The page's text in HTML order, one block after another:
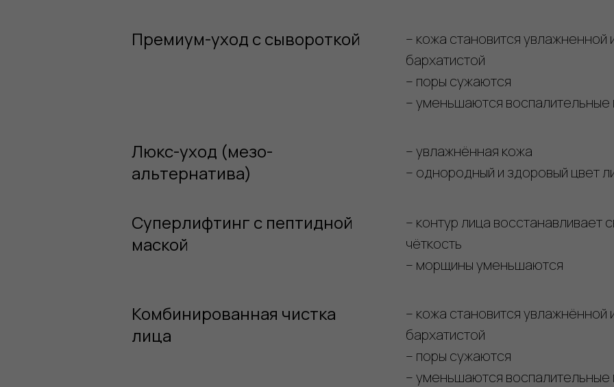
Премиум-уход с сывороткой
– кожа становится увлажненной
бархатистой
– поры сужаются
– уменьшаются
Люкс-уход (мезо-
альтернатива)
– увлажнённая кожа
– однородный и здоровый цвет
Суперлифтинг с пептидной
маской
– контур лица восстанавливает
чёткость
– морщины уменьшаются
Комбинированная чистка
лица
– кожа становится увлажнённой
бархатистой
– поры сужаются
– уменьшаются